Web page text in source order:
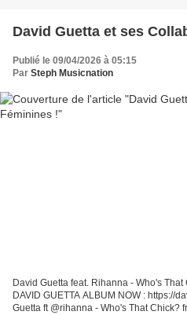
David Guetta et ses
Publié le 09/04/2026 à 05:15
Par Steph Musicnation
David Guetta feat. Rihanna - Who's
DAVID GUETTA ALBUM NOW : https://
Guetta ft @rihanna - Who's That Chick?